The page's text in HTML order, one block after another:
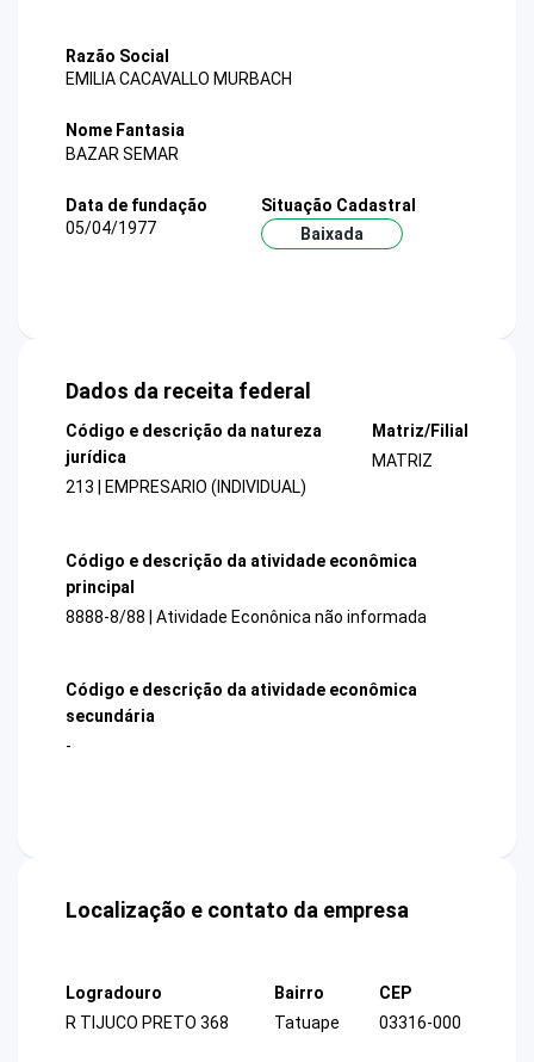
Razão Social
EMILIA CACAVALLO MURBACH
Nome Fantasia
BAZAR SEMAR
Data de fundação
05/04/1977
Situação Cadastral
Baixada
Dados da receita federal
Código e descrição da natureza
jurídica
213 | EMPRESARIO (INDIVIDUAL)
Matriz/Filial
MATRIZ
Código e descrição da atividade econômica
principal
8888-8/88 | Atividade Econônica não informada
Código e descrição da atividade econômica
secundária
-
Localização e contato da empresa
Logradouro
R TIJUCO PRETO 368
Bairro
Tatuape
CEP
03316-000